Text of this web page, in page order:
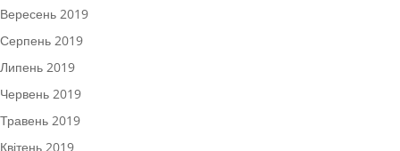
Вересень 2019
Серпень 2019
Липень 2019
Червень 2019
Травень 2019
Квітень 2019